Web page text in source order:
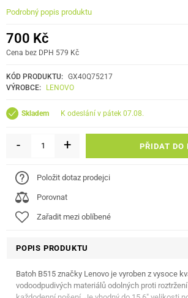
Podrobný popis produktu
700 Kč
Cena bez DPH 579 Kč
KÓD PRODUKTU: GX40Q75217
VÝROBCE:
LENOVO
Skladem k odeslání v pátek 07.08.
- + PŘIDAT DO
Položit dotaz prodejci
Porovnat
Zařadit mezi oblíbené
POPIS PRODUKTU
Batoh B515 značky Lenovo je vyroben z vysoce
vodoodpudivých materiálů odolných proti